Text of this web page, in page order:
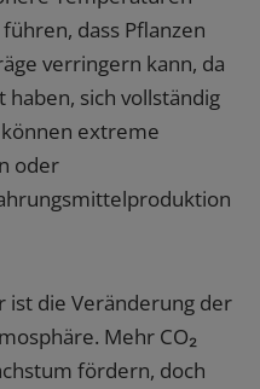
dass Pflanzen
verringern kann, da
haben, sich vollständig
extreme
oder
ist die Veränderung der
Mehr CO₂
fördern, doch